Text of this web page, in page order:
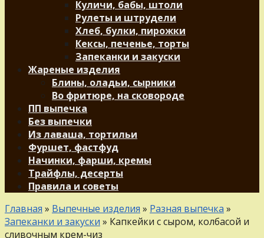
Куличи, бабы, штоли
Рулеты и штрудели
Хлеб, булки, пирожки
Кексы, печенье, торты
Запеканки и закуски
Жареные изделия
Блины, оладьи, сырники
Во фритюре, на сковороде
ПП выпечка
Без выпечки
Из лаваша, тортильи
Фуршет, фастфуд
Начинки, фарши, кремы
Трайфлы, десерты
Правила и советы
Главная » Выпечные изделия » Разная выпечка »
Запеканки и закуски » Капкейки с сыром, колбасой и
сливочным крем-чиз